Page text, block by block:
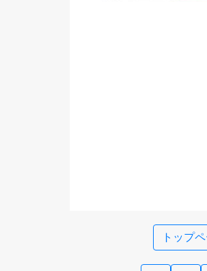
トップ